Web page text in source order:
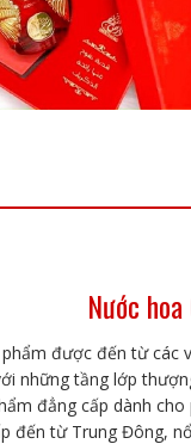
Nước
được đến từ
những tầng lớp
đẳng cấp dành
đến từ Trung Đông,